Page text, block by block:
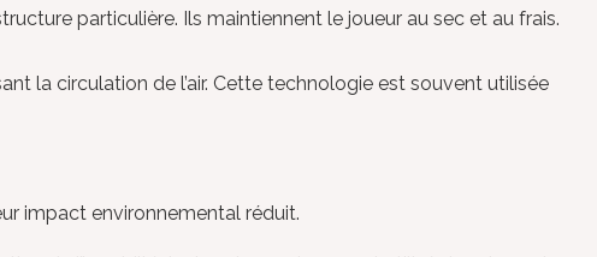
particulière. Ils maintiennent le joueur au sec et au frais.
la circulation de l’air. Cette technologie est souvent utilisée
impact environnemental réduit.